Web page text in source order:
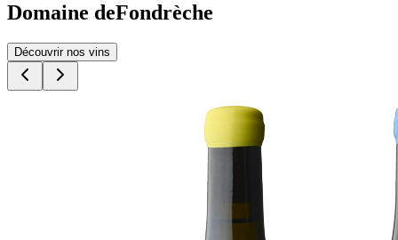
Domaine deFondrèche
Découvrir nos vins